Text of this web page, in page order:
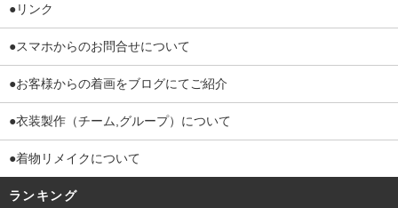
●リンク
●スマホからのお問合せについて
●お客様からの着画をブログにてご紹介
●衣装製作（チーム,グループ）について
●着物リメイクについて
ランキング